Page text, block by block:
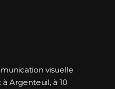
visuelle
Argenteuil, à 10